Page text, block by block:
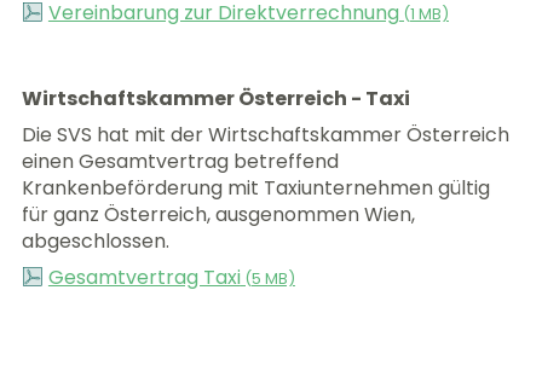
Vereinbarung zur Direktverrechnung (1 MB)
Wirtschaftskammer Österreich - Taxi
Die SVS hat mit der Wirtschaftskammer Österreich
einen Gesamtvertrag betreffend
Krankenbeförderung mit Taxiunternehmen gültig
für ganz Österreich, ausgenommen Wien,
abgeschlossen.
Gesamtvertrag Taxi(5 MB)